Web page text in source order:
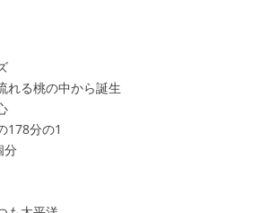
れる桃の中から誕生
178分の1
分